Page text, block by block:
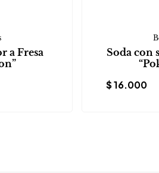
a Fresa
Soda con
$16.000